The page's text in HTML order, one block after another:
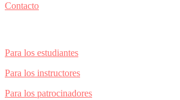
Contacto
Para los estudiantes
Para los instructores
Para los patrocinadores